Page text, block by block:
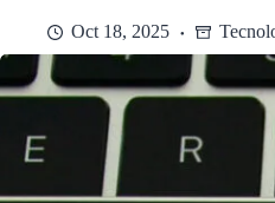
Oct 18, 2025